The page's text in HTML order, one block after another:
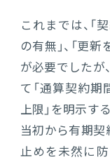
これまでは、「
の有無」、「更
が必要でしたが
て「通算契約期
上限」を明示す
当初から有期契
止めを未然に